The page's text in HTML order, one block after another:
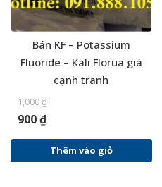
Bán KF – Potassium
Fluoride – Kali Florua giá
cạnh tranh
1,000₫
900₫
Thêm vào giỏ